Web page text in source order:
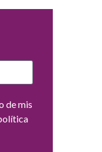
de mis